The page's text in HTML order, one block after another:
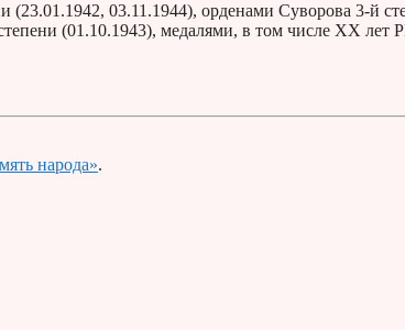
03.11.1944), орденами Суворова 3-й
(01.10.1943), медалями, в том числе ХХ лет
народа».